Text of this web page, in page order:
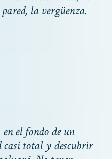
la vergüenza.
el fondo de un
casi total y descubrir